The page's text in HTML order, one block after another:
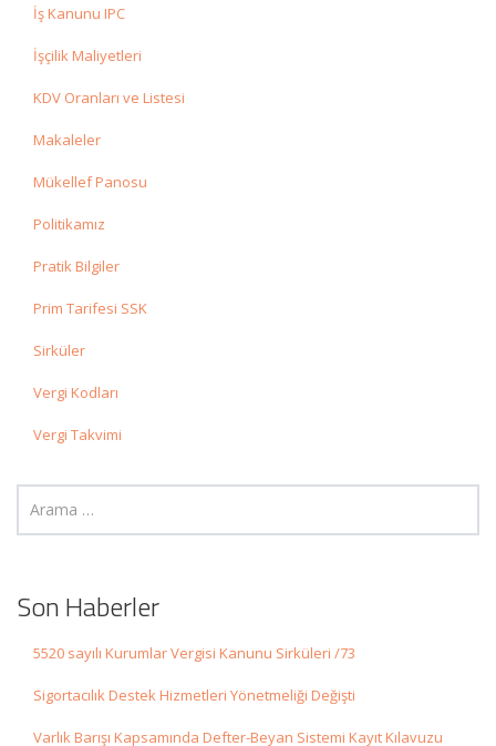
İş Kanunu IPC
İşçilik Maliyetleri
KDV Oranları ve Listesi
Makaleler
Mükellef Panosu
Politikamız
Pratik Bilgiler
Prim Tarifesi SSK
Sirküler
Vergi Kodları
Vergi Takvimi
Son Haberler
5520 sayılı Kurumlar Vergisi Kanunu Sirküleri /73
Sigortacılık Destek Hizmetleri Yönetmeliği Değişti
Varlık Barışı Kapsamında Defter-Beyan Sistemi Kayıt Kılavuzu